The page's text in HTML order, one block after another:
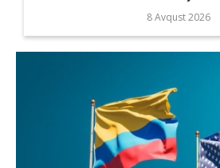
8 Avqust 2026